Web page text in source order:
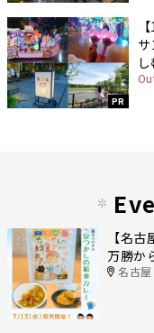
PR
【名
万勝か
名古